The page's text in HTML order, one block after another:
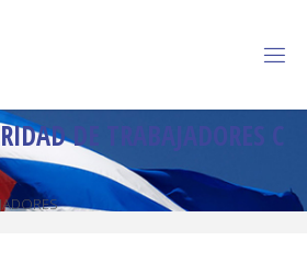
RIDADD R A BAJADORES C